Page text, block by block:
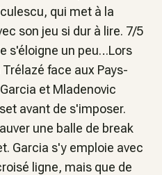
qui met à la
son jeu si dur à lire. 7/5
s'éloigne un peu…Lors
face aux Pays-
et Mladenovic
avant de s'imposer.
une balle de break
Garcia s'y emploie avec
ligne, mais que de